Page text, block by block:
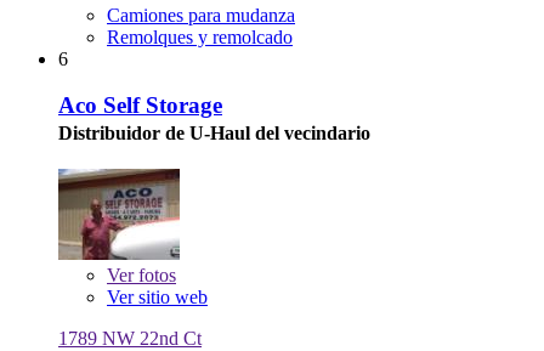
Camiones para mudanza
Remolques y remolcado
6
Aco Self Storage
Distribuidor de U-Haul del vecindario
Verfotos
Ver sitio web
1789 NW 22nd Ct